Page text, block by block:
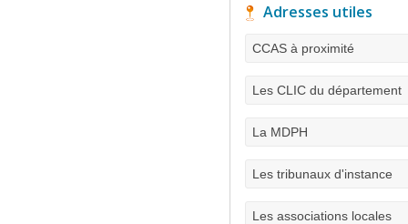
Adresses utiles
CCAS à proximité
Les CLIC du département
La MDPH
Les tribunaux d'instance
Les associations locales